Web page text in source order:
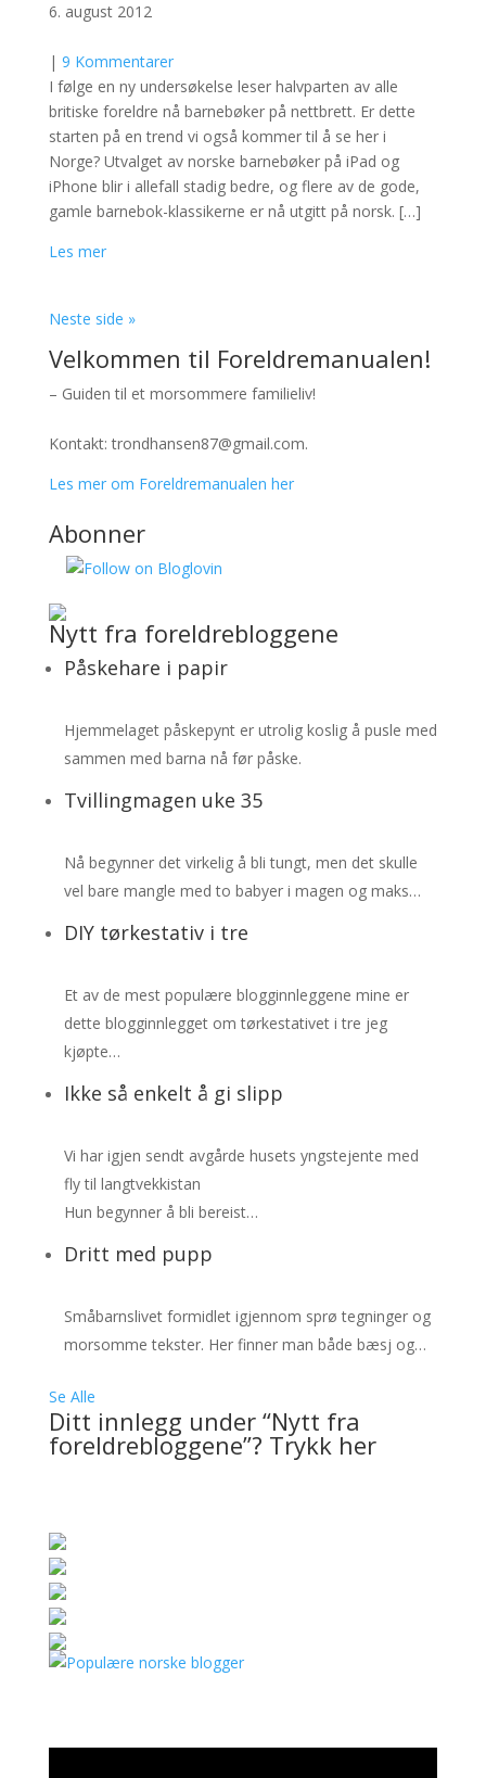
6. august 2012
| 9 Kommentarer
I følge en ny undersøkelse leser halvparten av alle
britiske foreldre nå barnebøker på nettbrett. Er dette
starten på en trend vi også kommer til å se her i
Norge? Utvalget av norske barnebøker på iPad og
iPhone blir i allefall stadig bedre, og flere av de gode,
gamle barnebok-klassikerne er nå utgitt på norsk. […]
Les mer
Neste side »
Velkommen til Foreldremanualen!
– Guiden til et morsommere familieliv!
Kontakt: trondhansen87@gmail.com.
Les mer om Foreldremanualen her
Abonner
Nytt fra foreldrebloggene
Påskehare i papir
Hjemmelaget påskepynt er utrolig koslig å pusle med
sammen med barna nå før påske.
Tvillingmagen uke 35
Nå begynner det virkelig å bli tungt, men det skulle
vel bare mangle med to babyer i magen og maks…
DIY tørkestativ i tre
Et av de mest populære blogginnleggene mine er
dette blogginnlegget om tørkestativet i tre jeg
kjøpte…
Ikke så enkelt å gi slipp
Vi har igjen sendt avgårde husets yngstejente med
fly til langtvekkistan
Hun begynner å bli bereist…
Dritt med pupp
Småbarnslivet formidlet igjennom sprø tegninger og
morsomme tekster. Her finner man både bæsj og…
Se Alle
Ditt innlegg under “Nytt fra
foreldrebloggene”? Trykk her